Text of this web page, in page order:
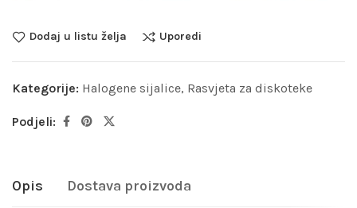
Dodaj u listu želja Uporedi
Kategorije: Halogene sijalice, Rasvjeta za diskoteke
Podjeli:
Opis Dostava proizvoda